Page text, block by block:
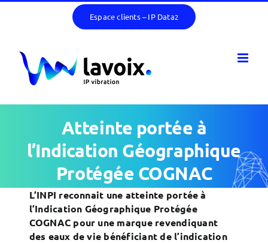
Espace clients – IP Data2
Atteinte portée à
l’Indication Géographique
Protégée COGNAC
L’INPI reconnait une atteinte portée à
l’Indication Géographique Protégée
COGNAC pour une marque revendiquant
des eaux de vie bénéficiant de l’indication